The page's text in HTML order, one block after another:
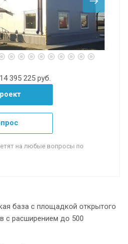
14 395 225 руб.
на любые вопросы по
база с площадкой открытого
с расширением до 500